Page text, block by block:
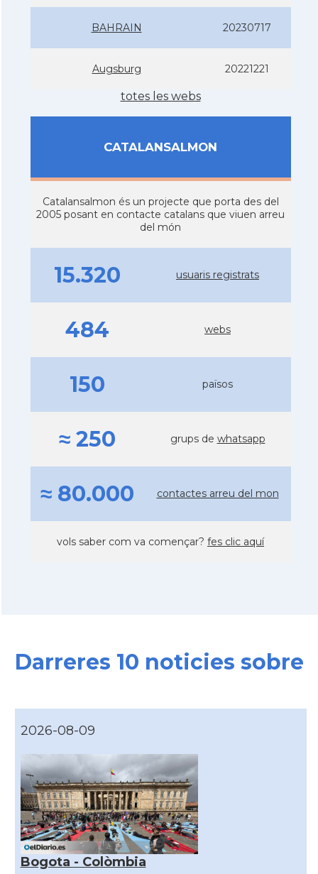
BAHRAIN 20230717
Augsburg 20221221
totes les webs
CATALANSALMON
Catalansalmon és un projecte que porta des del
2005 posant en contacte catalans que viuen arreu
del món
15.320 usuaris registrats
484 webs
150 països
≈ 250 grups de whatsapp
≈ 80.000 contactes arreu del mon
vols saber com va començar? fes clic aquí
Darreres 10 noticies sobre
2026-08-09
Bogota - Colòmbia